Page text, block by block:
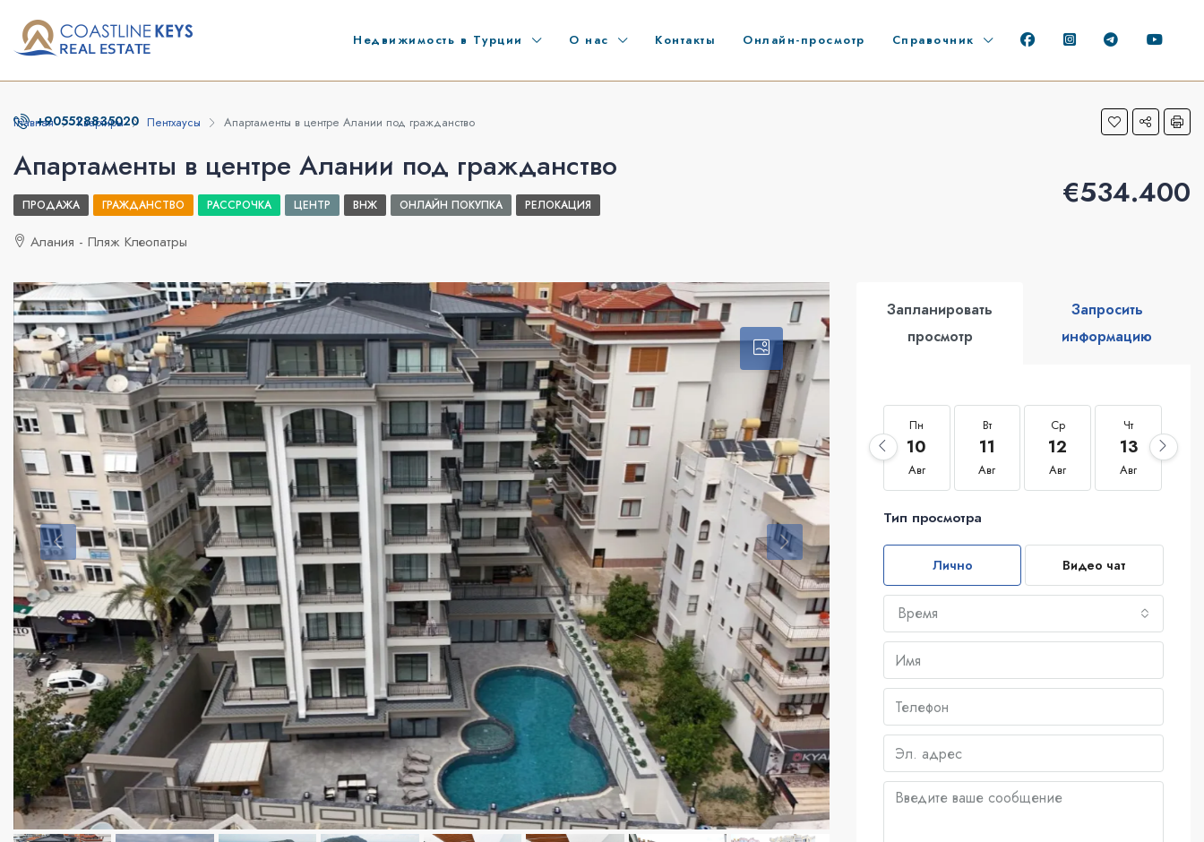
Недвижимость в Турции О нас Контакты Онлайн-просмотр Справочник
+905528835020
Главная Квартиры Пентхаусы Апартаменты в центре Алании под гражданство
Апартаменты в центре Алании под гражданство
€534.400
ПРОДАЖА ГРАЖДАНСТВО РАССРОЧКА ЦЕНТР ВНЖ ОНЛАЙН ПОКУПКА РЕЛОКАЦИЯ
Алания - Пляж Клеопатры
Запланировать
просмотр
Запросить
информацию
Пн
10
Авг
Вт
11
Авг
Ср
12
Авг
Чт
13
Авг
Тип просмотра
Лично Видео чат
Время